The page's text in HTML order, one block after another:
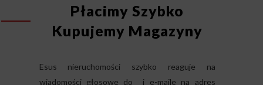
Płacimy Szybko
Kupujemy Magazyny
Esus nieruchomości szybko reaguje na
wiadomości głosowe do
i e-maile na adres